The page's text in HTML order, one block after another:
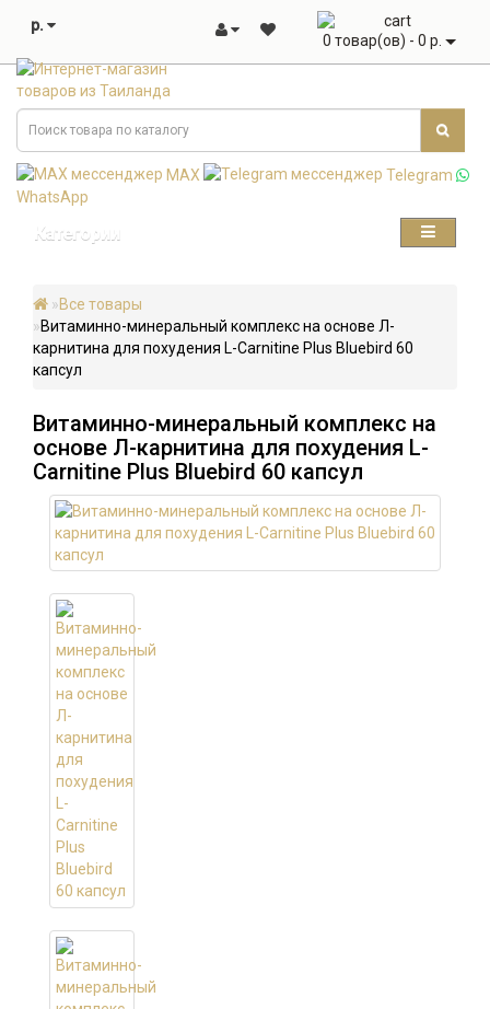
р.
0 товар(ов) - 0 р.
MAX
Telegram
WhatsApp
Категории
Все товары
Витаминно-минеральный комплекс на основе Л-
карнитина для похудения L-Carnitine Plus Bluebird 60
капсул
Витаминно-минеральный комплекс на
основе Л-карнитина для похудения L-
Carnitine Plus Bluebird 60 капсул